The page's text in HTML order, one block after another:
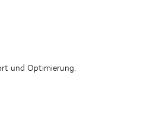
und Optimierung.